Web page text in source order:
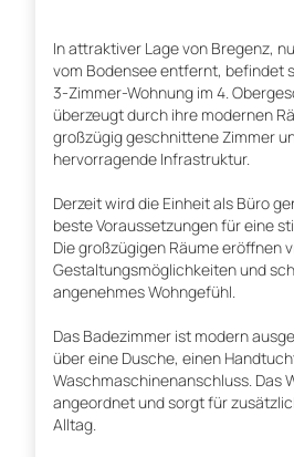
In attraktiver Lage von Bregenz,
vom Bodensee entfernt, befindet
3-Zimmer-Wohnung im 4.
überzeugt durch ihre modernen
großzügig geschnittene Zimmer
hervorragende Infrastruktur.
Derzeit wird die Einheit als Büro
beste Voraussetzungen für eine
Die großzügigen Räume eröffnen
Gestaltungsmöglichkeiten und
angenehmes Wohngefühl.
Das Badezimmer ist modern
über eine Dusche, einen
Waschmaschinenanschluss. Das
angeordnet und sorgt für
Alltag.